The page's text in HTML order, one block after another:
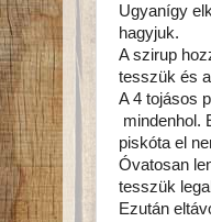
Ugyanígy
hagyjuk.
A szirup
tesszük és
A 4 tojásos
mindenhol.
piskóta el
Óvatosan
tesszük
Ezután